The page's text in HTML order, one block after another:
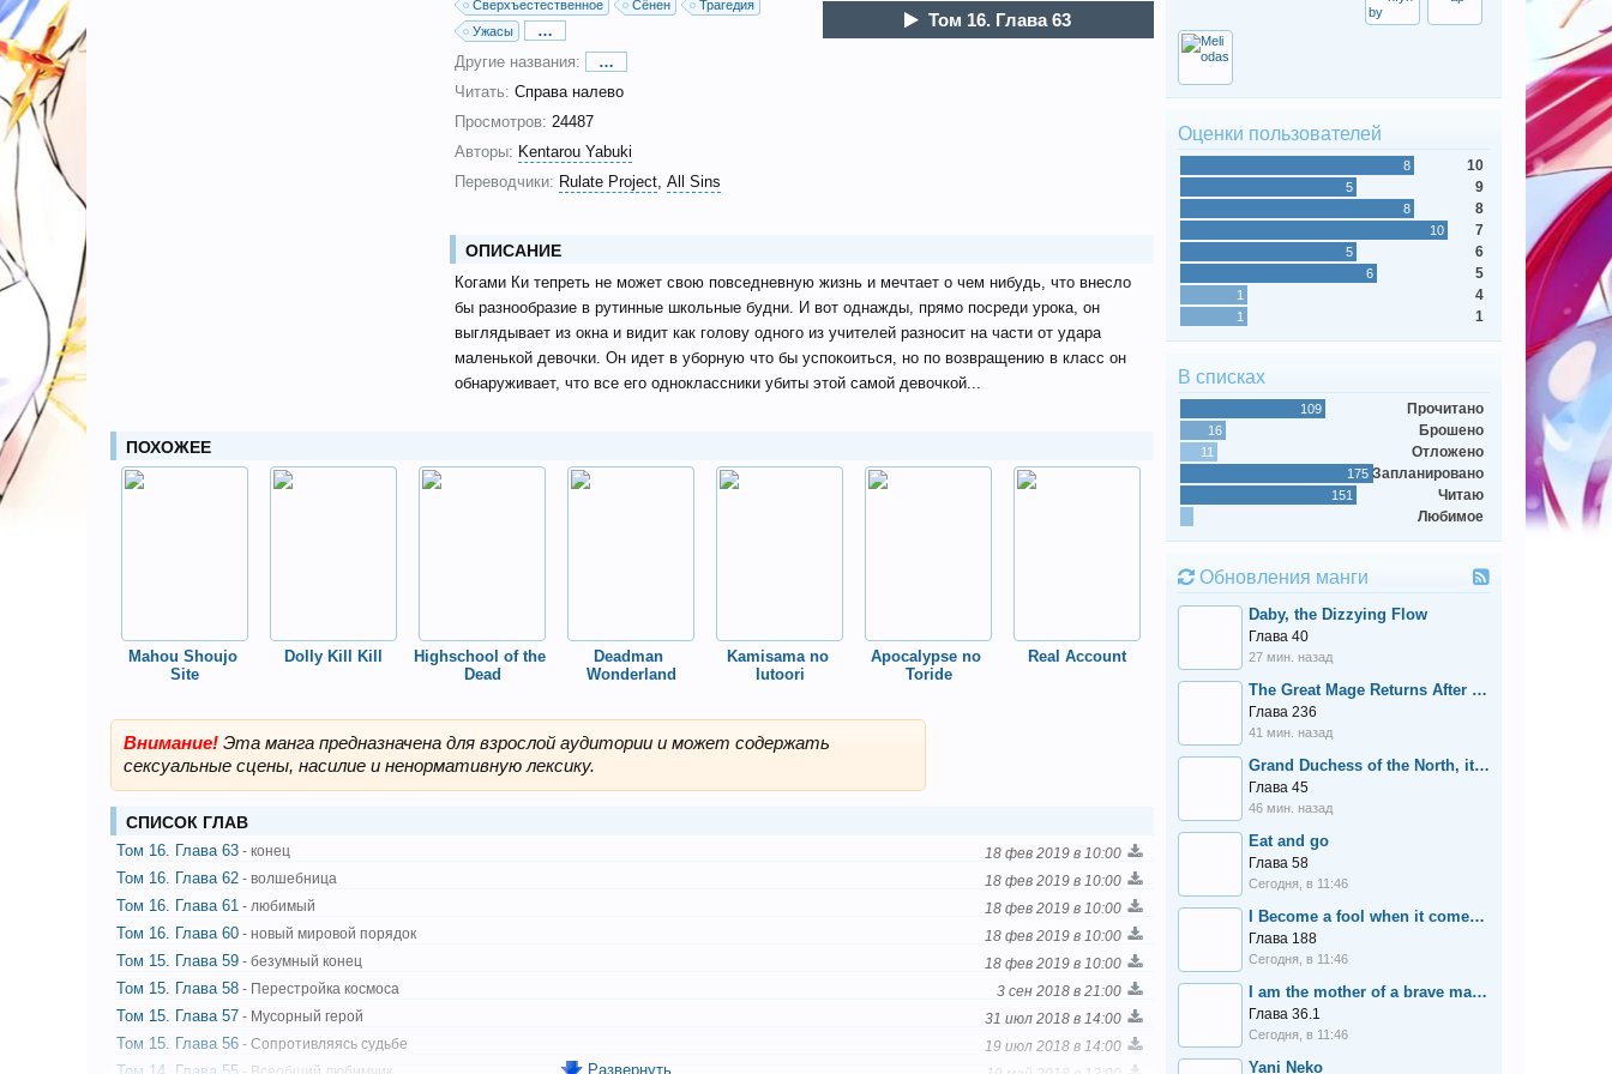
Сверхъестественное
Сёнен
Трагедия
Ужасы
…
Другие названия:
…
Читать: Справа налево
Просмотров: 24487
Авторы: Kentarou Yabuki
Переводчики: Rulate Project All Sins
Том 16. Глава 63
ОПИСАНИЕ
Когами Ки тепреть не может свою повседневную жизнь и мечтает о чем нибудь, что внесло
бы разнообразие в рутинные школьные будни. И вот однажды, прямо посреди урока, он
выглядывает из окна и видит как голову одного из учителей разносит на части от удара
маленькой девочки. Он идет в уборную что бы успокоиться, но по возвращению в класс он
обнаруживает, что все его одноклассники убиты этой самой девочкой...
ПОХОЖЕЕ
Mahou Shoujo
Site
Dolly Kill Kill
Highschool of the
Dead
Deadman
Wonderland
Kamisama no
Iutoori
Apocalypse no
Toride
Real Account
Внимание! Эта манга предназначена для взрослой аудитории и может содержать
сексуальные сцены, насилие и ненормативную лексику.
СПИСОК ГЛАВ
18 фев 2019 в 10:00
Том 16. Глава 63 - конец
18 фев 2019 в 10:00
Том 16. Глава 62 - волшебница
18 фев 2019 в 10:00
Том 16. Глава 61 - любимый
18 фев 2019 в 10:00
Том 16. Глава 60 - новый мировой порядок
18 фев 2019 в 10:00
Том 15. Глава 59 - безумный конец
3 сен 2018 в 21:00
Том 15. Глава 58 - Перестройка космоса
31 июл 2018 в 14:00
Том 15. Глава 57 - Мусорный герой
19 июл 2018 в 14:00
Том 15. Глава 56 - Сопротивляясь судьбе
Развернуть
Оценки пользователей
10
8
9
5
8
8
7
10
6
5
5
6
4
1
1
1
В списках
Прочитано
109
Брошено
16
Отложено
11
Запланировано
175
Читаю
151
Любимое
Обновления манги
Daby, the Dizzying Flow
Глава 40
27 мин. назад
The Great Mage Returns After 4000 Years
Глава 236
41 мин. назад
Grand Duchess of the North, it's cold and I can't
Глава 45
46 мин. назад
Eat and go
Глава 58
Сегодня, в 11:46
I Become a fool when it comes to my Daughter
Глава 188
Сегодня, в 11:46
I am the mother of a brave man, but I became a senior officer in the demon king's army.
Глава 36.1
Сегодня, в 11:46
Yani Neko